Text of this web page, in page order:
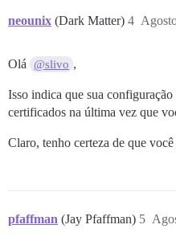
neounix (Dark Matter) 4
Olá @slivo ,
Isso indica que sua
certificados na última vez que
Claro, tenho certeza de que
pfaffman (Jay Pfaffman) 5